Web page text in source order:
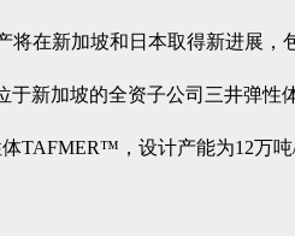
将在新加坡和日本取得新进展
于新加坡的全资子公司三井弹
TAFMER™，设计产能为12万